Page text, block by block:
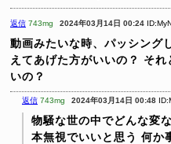
返信 743mg 2024年03月14日 00:24
動画みたいな時、パッシング
えてあげた方がいいの？
それ
いの？
返信 743mg 2024年03月14日 00:48
物騒な世の中でどんな変
本無視でいいと思う 何か